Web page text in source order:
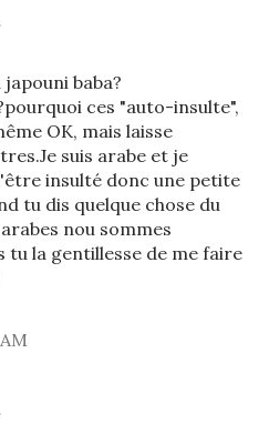
baba?
ces "auto-insulte",
OK, mais laisse
suis arabe et je
insulté donc une petite
tu dis quelque chose du
nou sommes
tu la gentillesse de me faire